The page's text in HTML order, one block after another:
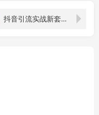
抖音引流实战新套路，挂机自动引流截流精准锁定客户，月收益破 2W+